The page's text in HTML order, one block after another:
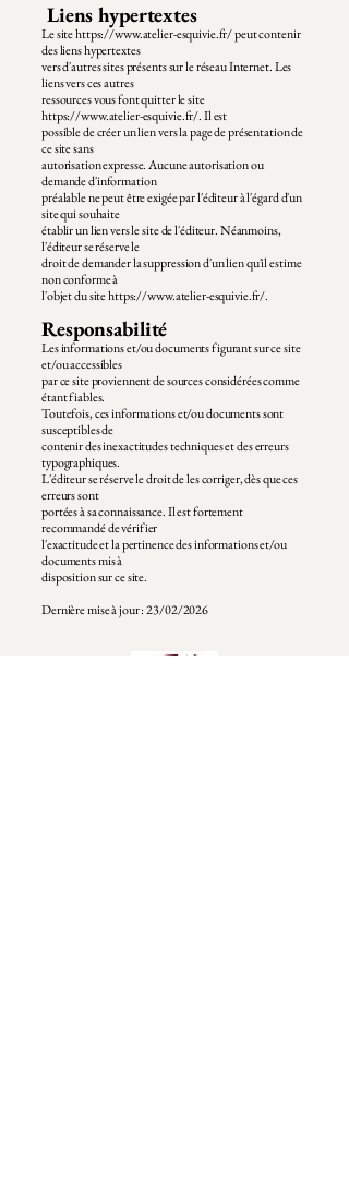
Liens hypertextes
Le sitehttps://www.atelier-esquivie.fr/peut contenir
des liens hypertextes
vers d'autres sites présents sur le réseau Internet. Les
liens vers ces autres
ressources vous font quitter le site
https://www.atelier-esquivie.fr/. Il est
possible de créer un lien vers la page de présentation de
ce site sans
autorisation expresse. Aucune autorisation ou
demande d'information
préalable ne peut être exigée par l'éditeur à l'égard d'un
site qui souhaite
établir un lien vers le site de l'éditeur. Néanmoins,
l'éditeur se réserve le
droit de demander la suppression d'un lien qu'il estime
non conforme à
l'objet du site https://www.atelier-esquivie.fr/.
Responsabilité
Les informations et/ou documents figurant sur ce site
et/ou accessibles
par ce site proviennent de sources considérées comme
étant fiables.
Toutefois, ces informations et/ou documents sont
susceptibles de
contenir des inexactitudes techniques et des erreurs
typographiques.
L'éditeur se réserve le droit de les corriger, dès que ces
erreurs sont
portées à sa connaissance. Il est fortement
recommandé de vérifier
l'exactitude et la pertinence des informations et/ou
documents mis à
disposition sur ce site.
Dernière mise à jour : 23/02/2026